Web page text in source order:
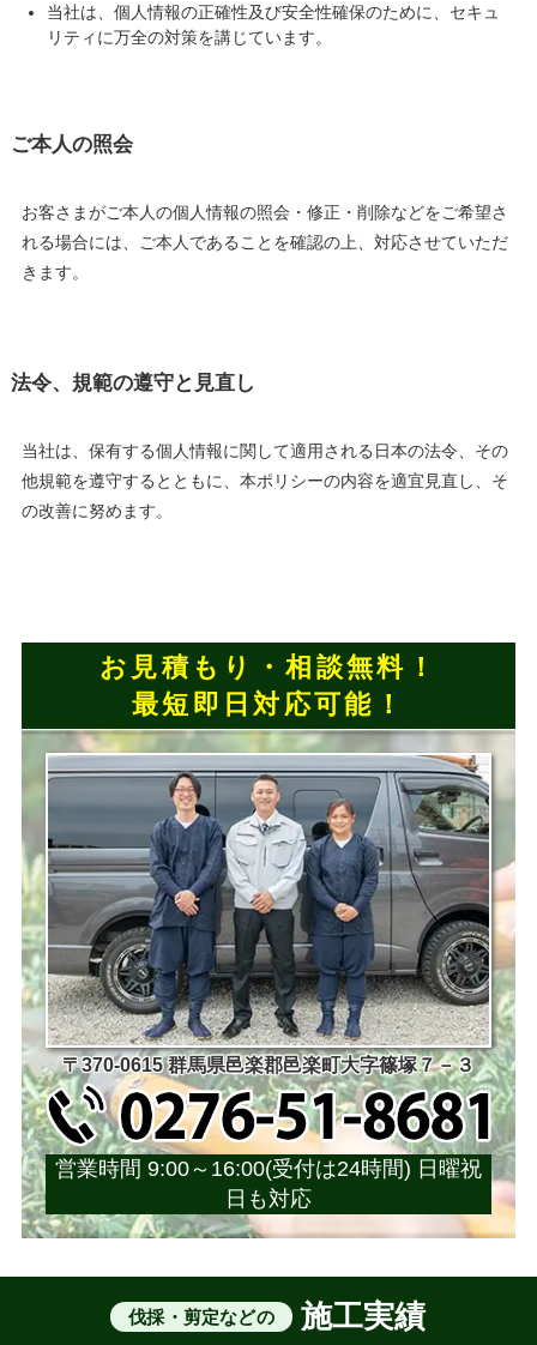
当社は、個人情報の正確性及び安全性確保のために、セキュ
リティに万全の対策を講じています。
ご本人の照会
お客さまがご本人の個人情報の照会・修正・削除などをご希望さ
れる場合には、ご本人であることを確認の上、対応させていただ
きます。
法令、規範の遵守と見直し
当社は、保有する個人情報に関して適用される日本の法令、その
他規範を遵守するとともに、本ポリシーの内容を適宜見直し、そ
の改善に努めます。
お見積もり・相談無料！
最短即日対応可能！
〒370-0615 群馬県邑楽郡邑楽町大字篠塚７－３
営業時間 9:00～16:00(受付は24時間) 日曜祝
日も対応
伐採・剪定などの 施工実績